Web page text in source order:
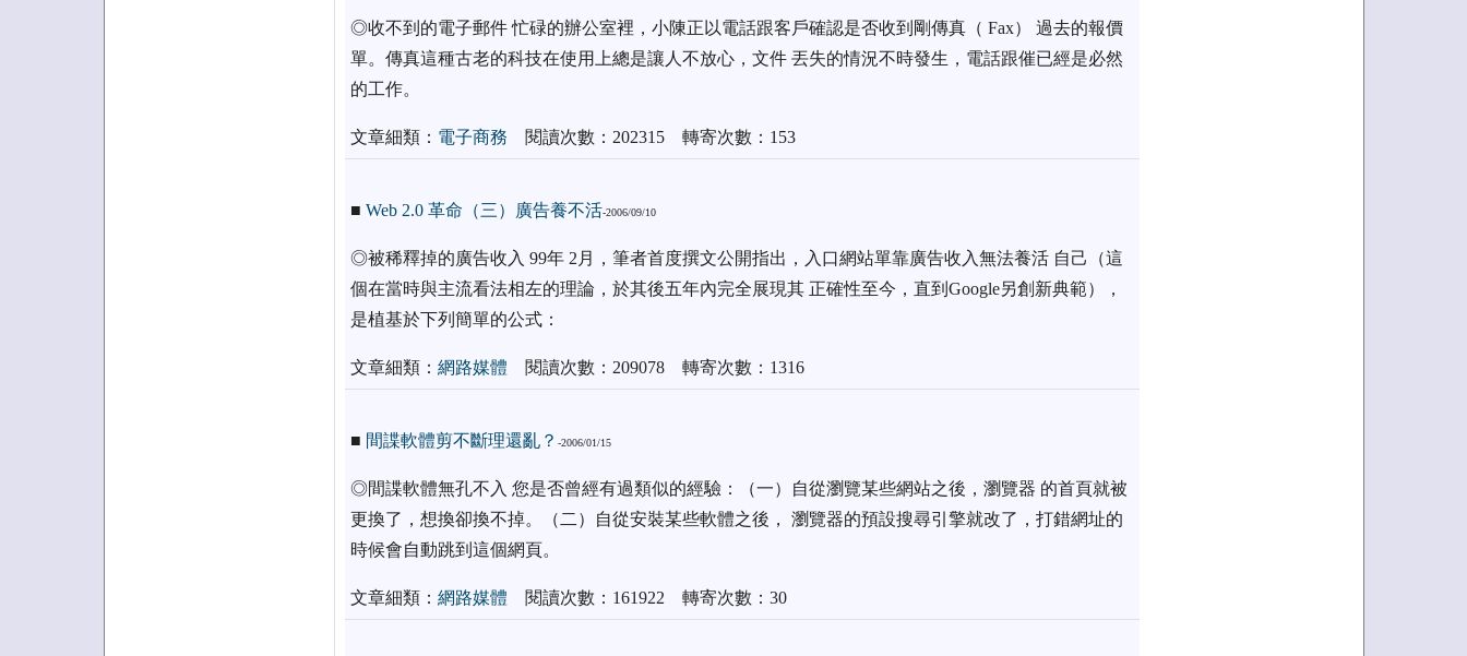
◎收不到的電子郵件 忙碌的辦公室裡，小陳正以電話跟客戶確認是否收到剛傳真（ Fax） 過去的報價
單。傳真這種古老的科技在使用上總是讓人不放心，文件 丟失的情況不時發生，電話跟催已經是必然
的工作。
文章細類： 電子商務 閱讀次數：202315 轉寄次數：153
■ Web 2.0 革命（三）廣告養不活-2006/09/10
◎被稀釋掉的廣告收入 99年 2月，筆者首度撰文公開指出，入口網站單靠廣告收入無法養活 自己（這
個在當時與主流看法相左的理論，於其後五年內完全展現其 正確性至今，直到Google另創新典範），
是植基於下列簡單的公式：
文章細類： 網路媒體 閱讀次數：209078 轉寄次數：1316
■ 間諜軟體剪不斷理還亂？ -2006/01/15
◎間諜軟體無孔不入 您是否曾經有過類似的經驗：（一）自從瀏覽某些網站之後，瀏覽器 的首頁就被
更換了，想換卻換不掉。（二）自從安裝某些軟體之後， 瀏覽器的預設搜尋引擎就改了，打錯網址的
時候會自動跳到這個網頁。
文章細類： 網路媒體 閱讀次數：161922 轉寄次數：30